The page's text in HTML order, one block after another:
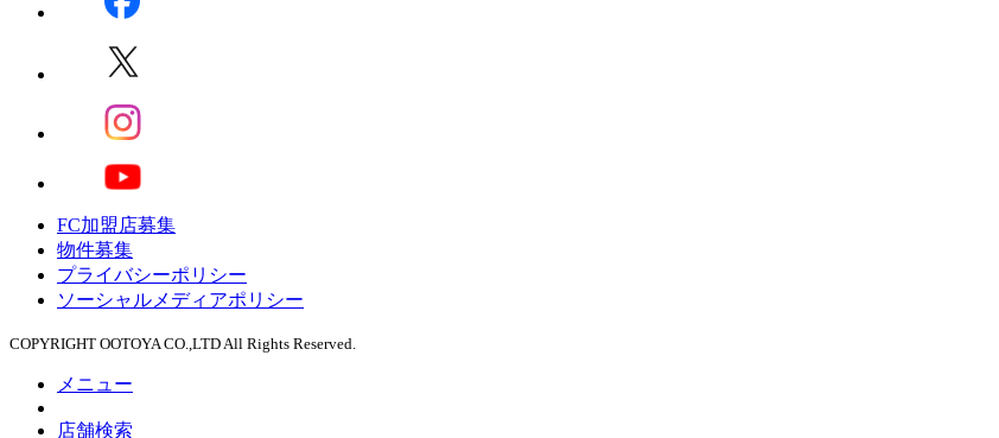
FC加盟店募集
物件募集
プライバシーポリシー
ソーシャルメディアポリシー
COPYRIGHT OOTOYA CO.,LTD All Rights Reserved.
メニュー
店舗検索